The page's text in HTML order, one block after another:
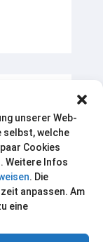
unserer Web-
selbst, welche
Cookies
Weitere Infos
. Die
anpassen. Am
eine